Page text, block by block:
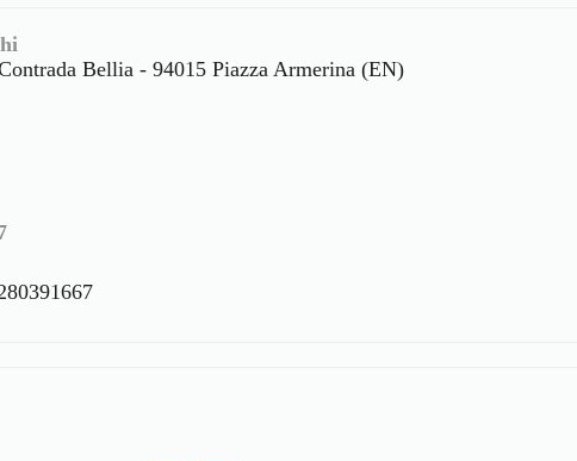
Bellia - 94015 Piazza Armerina (EN)